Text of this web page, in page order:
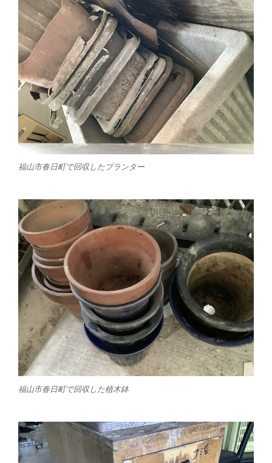
福山市春日町で回収したプランター
福山市春日町で回収した植木鉢